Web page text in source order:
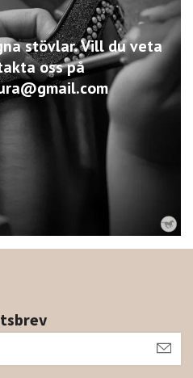
stövlar. Vill du veta
oss på